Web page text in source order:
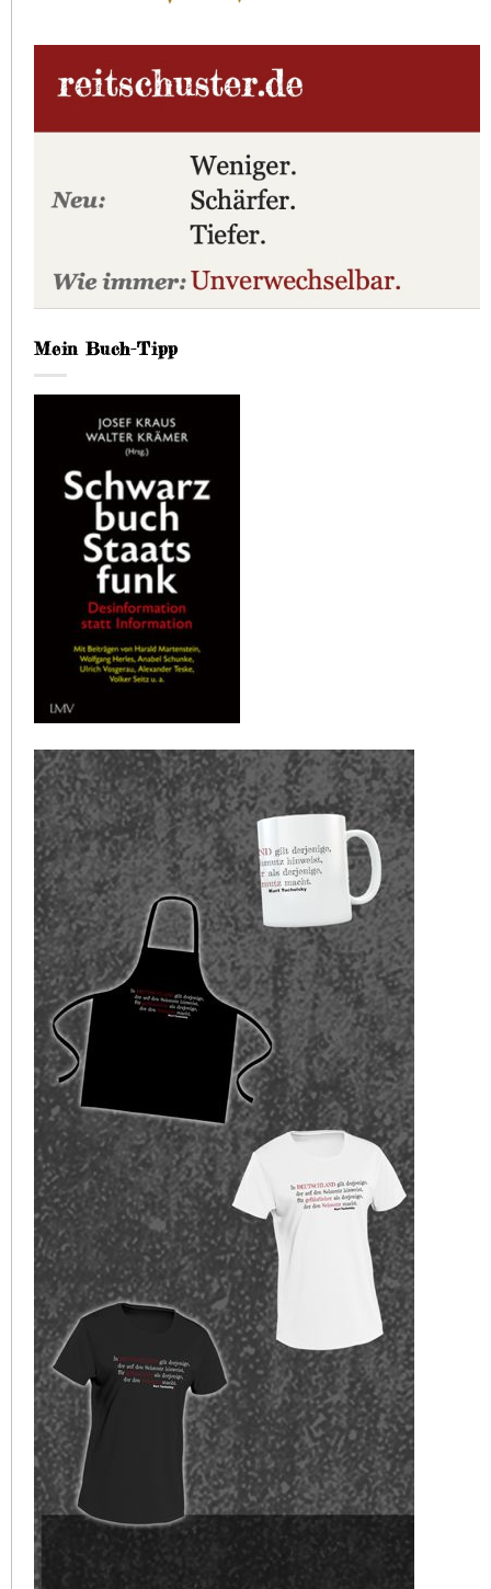
Mein Buch-Tipp